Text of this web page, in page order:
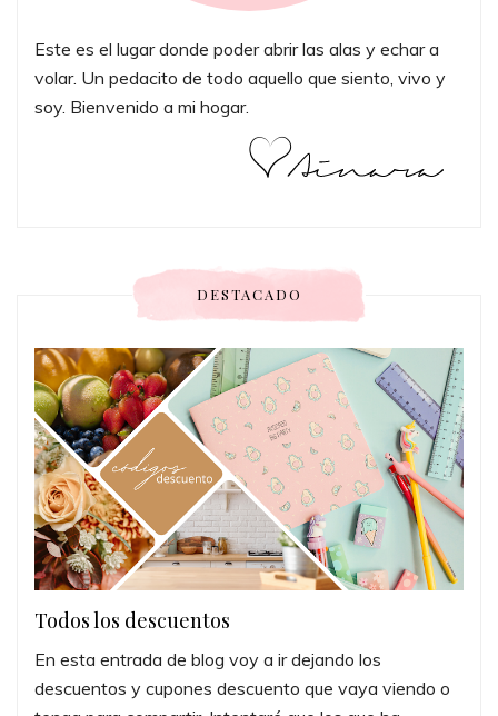
Este es el lugar donde poder abrir las alas y echar a
volar. Un pedacito de todo aquello que siento, vivo y
soy. Bienvenido a mi hogar.
DESTACADO
Todos los descuentos
En esta entrada de blog voy a ir dejando los
descuentos y cupones descuento que vaya viendo o